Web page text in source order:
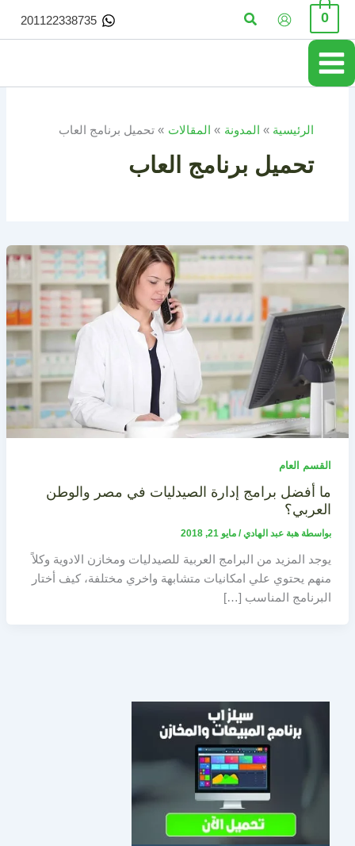
تخطي
المحتوى
0 البحث 201122338735
الرئيسية المدونة المقالات تحميل برنامج العاب
تحميل برنامج العاب
القسم العام
ما أفضل برامج إدارة الصيدليات في مصر والوطن
العربي؟
بواسطة هبة عبد الهادي/ مايو 21, 2018
يوجد المزيد من البرامج العربية للصيدليات ومخازن الادوية وكلاً
منهم يحتوي علي امكانيات متشابهة واخري مختلفة، كيف أختار
البرنامج المناسب […]